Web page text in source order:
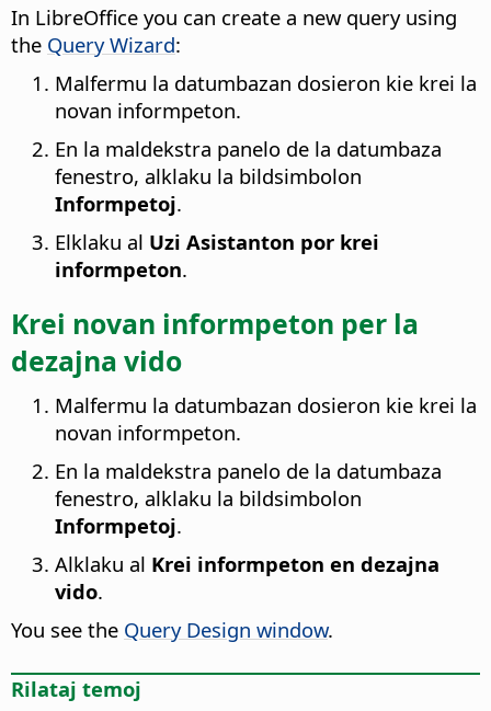
In LibreOffice you can create a new query using
the Query Wizard:
Malfermu la datumbazan dosieron kie krei la
novan informpeton.
En la maldekstra panelo de la datumbaza
fenestro, alklaku la bildsimbolon
Informpetoj.
Elklaku al Uzi Asistanton por krei
informpeton.
Krei novan informpeton per la
dezajna vido
Malfermu la datumbazan dosieron kie krei la
novan informpeton.
En la maldekstra panelo de la datumbaza
fenestro, alklaku la bildsimbolon
Informpetoj.
Alklaku al Krei informpeton en dezajna
vido.
You see the Query Design window.
Rilataj temoj